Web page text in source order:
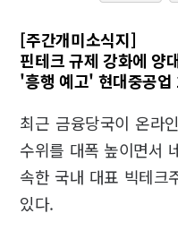
[주간개미소식지]
핀테크 규제 강화에 양
'흥행 예고' 현대중공업
최근 금융당국이 온라
수위를 대폭 높이면서
속한 국내 대표 빅테크
있다.